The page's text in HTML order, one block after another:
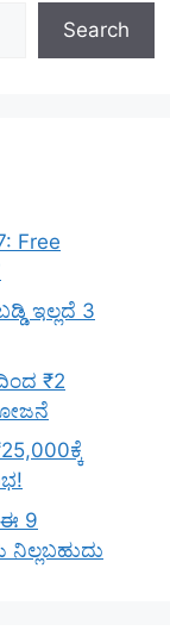
Search
Free
ಇಲ್ಲದೆ 3
₹2
9
ನಿಲ್ಲಬಹುದು